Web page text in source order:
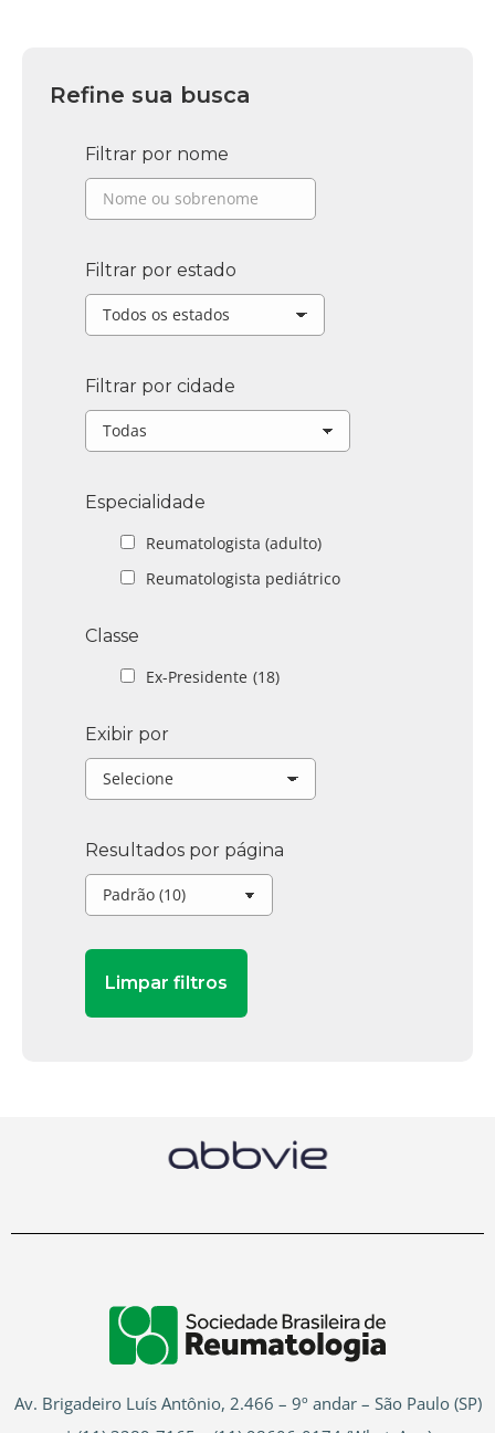
Refine sua busca
Filtrar por nome
Filtrar por estado
Filtrar por cidade
Especialidade
Reumatologista (adulto)
Reumatologista pediátrico
Classe
Ex-Presidente (18)
Exibir por
Resultados por página
Av. Brigadeiro Luís Antônio, 2.466 – 9º andar – São Paulo (SP)